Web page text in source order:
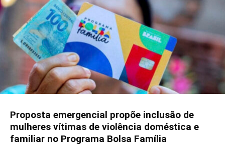
Proposta emergencial propõe inclusão de
mulheres vítimas de violência doméstica e
familiar no Programa Bolsa Família